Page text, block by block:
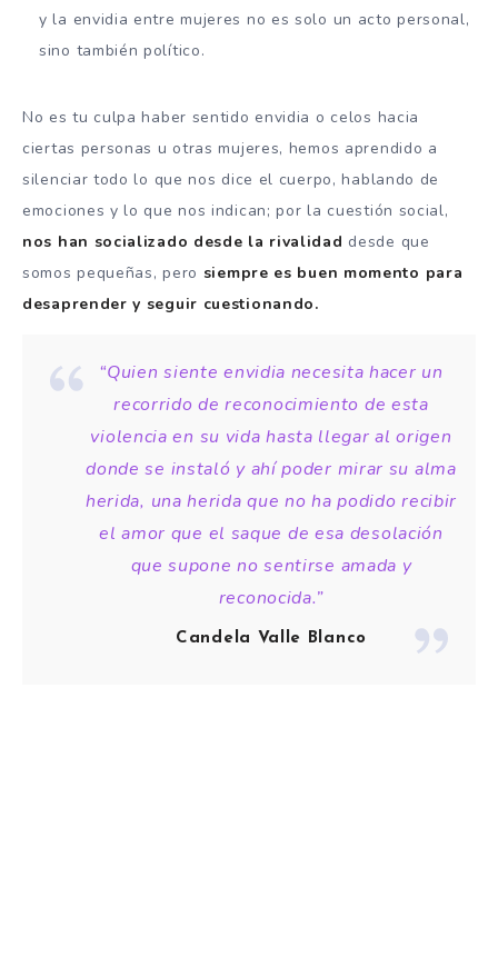
y la envidia entre mujeres no es solo un acto personal,
sino también político.
No es tu culpa haber sentido envidia o celos hacia
ciertas personas u otras mujeres, hemos aprendido a
silenciar todo lo que nos dice el cuerpo, hablando de
emociones y lo que nos indican; por la cuestión social,
nos han socializado desde la rivalidad desde que
somos pequeñas, pero siempre es buen momento para
desaprender y seguir cuestionando.
“Quien siente envidia necesita hacer un
recorrido de reconocimiento de esta
violencia en su vida hasta llegar al origen
donde se instaló y ahí poder mirar su alma
herida, una herida que no ha podido recibir
el amor que el saque de esa desolación
que supone no sentirse amada y
reconocida.”
Candela Valle Blanco